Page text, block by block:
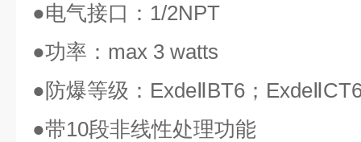
●电气接口： 1/2NPT
●功率： max 3 watts
●防爆等级： ExdeⅡBT6 ；
●带10段非线性处理功能